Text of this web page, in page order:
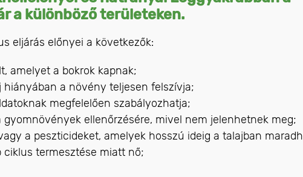
a különböző területeken.
eljárás előnyei a következők:
amelyet a bokrok kapnak;
a növény teljesen felszívja;
megfelelően szabályozhatja;
ellenőrzésére, mivel nem jelenhetnek meg;
a peszticideket, amelyek hosszú ideig a talajban
ciklus termesztése miatt nő;